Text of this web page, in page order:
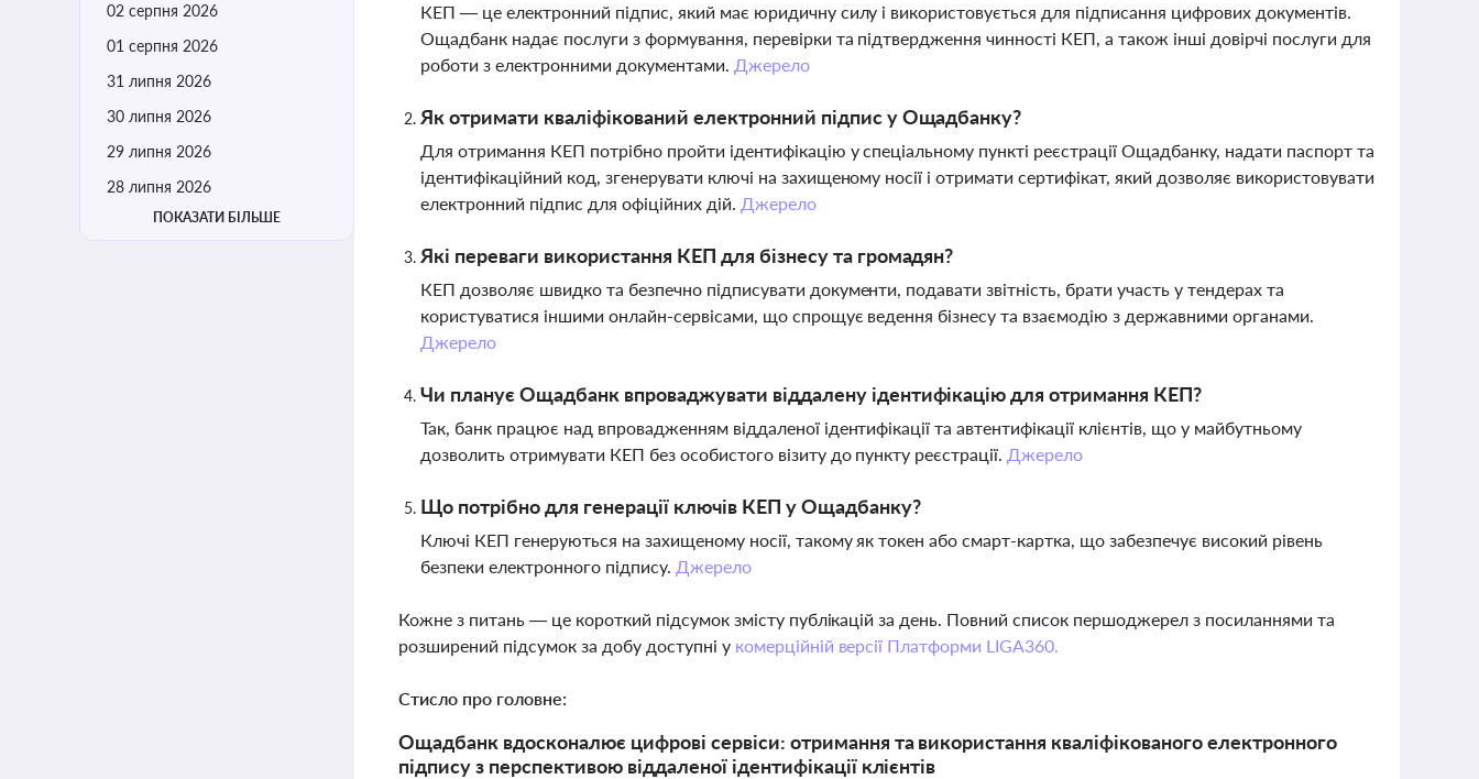
02 серпня 2026
01 серпня 2026
31 липня 2026
30 липня 2026
29 липня 2026
28 липня 2026
ПОКАЗАТИ БІЛЬШЕ
КЕП — це електронний підпис, який має юридичну силу і використовується для підписання цифрових документів.
Ощадбанк надає послуги з формування, перевірки та підтвердження чинності КЕП, а також інші довірчі послуги для
роботи з електронними документами. Джерело
Як отримати кваліфікований електронний підпис у Ощадбанку?
Для отримання КЕП потрібно пройти ідентифікацію у спеціальному пункті реєстрації Ощадбанку, надати паспорт та
ідентифікаційний код, згенерувати ключі на захищеному носії і отримати сертифікат, який дозволяє використовувати
електронний підпис для офіційних дій. Джерело
Які переваги використання КЕП для бізнесу та громадян?
КЕП дозволяє швидко та безпечно підписувати документи, подавати звітність, брати участь у тендерах та
користуватися іншими онлайн-сервісами, що спрощує ведення бізнесу та взаємодію з державними органами.
Джерело
Чи планує Ощадбанк впроваджувати віддалену ідентифікацію для отримання КЕП?
Так, банк працює над впровадженням віддаленої ідентифікації та автентифікації клієнтів, що у майбутньому
дозволить отримувати КЕП без особистого візиту до пункту реєстрації. Джерело
Що потрібно для генерації ключів КЕП у Ощадбанку?
Ключі КЕП генеруються на захищеному носії, такому як токен або смарт-картка, що забезпечує високий рівень
безпеки електронного підпису. Джерело
Кожне з питань — це короткий підсумок змісту публікацій за день. Повний список першоджерел з посиланнями та
розширений підсумок за добу доступні у комерційній версії Платформи LIGA360.
Стисло про головне:
Ощадбанк вдосконалює цифрові сервіси: отримання та використання кваліфікованого електронного
підпису з перспективою віддаленої ідентифікації клієнтів